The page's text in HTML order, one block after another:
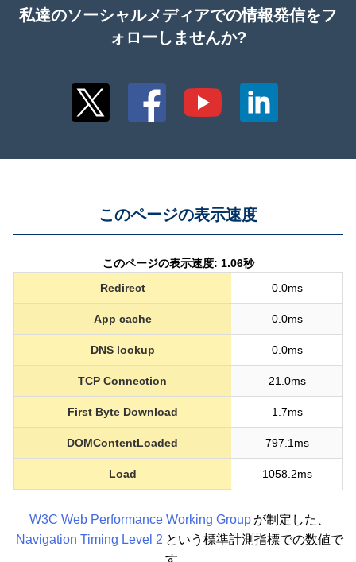
私達のソーシャルメディアでの情報発信をフ
ォローしませんか?
このページの表示速度
このページの表示速度: 1.06秒
Redirect
0.0ms
App cache 0.0ms
DNS lookup 0.0ms
TCP Connection 21.0ms
First Byte Download 1.7ms
DOMContentLoaded 797.1ms
Load 1058.2ms
W3C Web Performance Working Group が制定した、
Navigation Timing Level 2 という標準計測指標での数値で
す。